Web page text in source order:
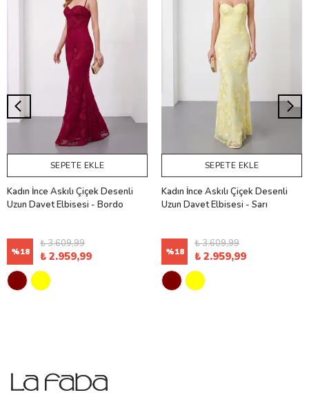
SEPETE EKLE
Kadın İnce Askılı Çiçek Desenli
Uzun Davet Elbisesi - Bordo
%18
₺ 3.609,99
₺ 2.959,99
SEPETE EKLE
Kadın İnce Askılı Çiçek Desenli
Uzun Davet Elbisesi - Sarı
%18
₺ 3.609,99
₺ 2.959,99